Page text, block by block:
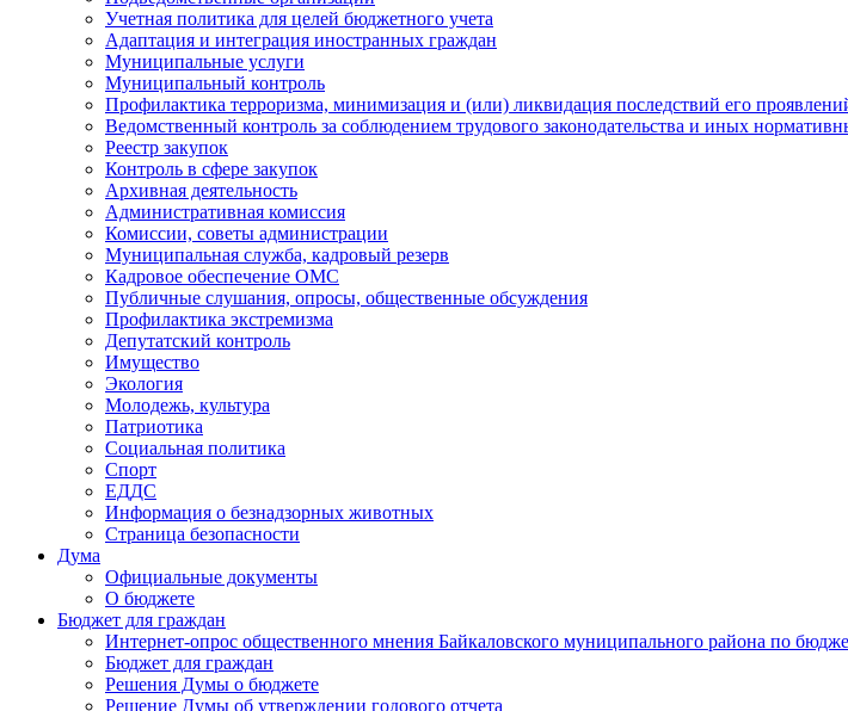
Учетная политика для целей бюджетного учета
Адаптация и интеграция иностранных граждан
Муниципальные услуги
Муниципальный контроль
Профилактика терроризма, минимизация и (или) ликвидация последствий его
Ведомственный контроль за соблюдением трудового законодательства и иных
Реестр закупок
Контроль в сфере закупок
Архивная деятельность
Административная комиссия
Комиссии, советы администрации
Муниципальная служба, кадровый резерв
Кадровое обеспечение ОМС
Публичные слушания, опросы, общественные обсуждения
Профилактика экстремизма
Депутатский контроль
Имущество
Экология
Молодежь, культура
Патриотика
Социальная политика
Спорт
ЕДДС
Информация о безнадзорных животных
Страница безопасности
Дума
Официальные документы
О бюджете
Бюджет для граждан
Интернет-опрос общественного мнения Байкаловского муниципального района по
Бюджет для граждан
Решения Думы о бюджете
Решение Думы об утверждении годового отчета